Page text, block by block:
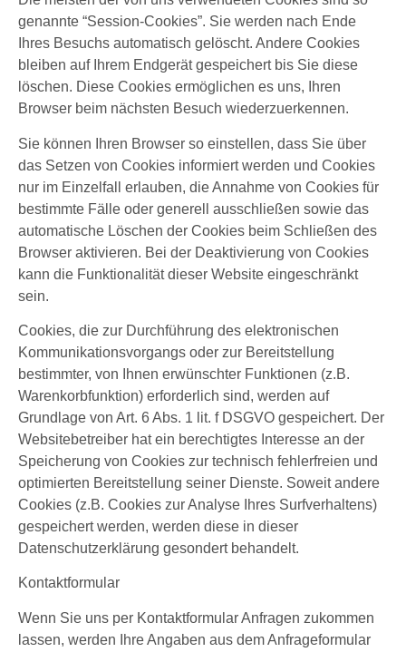
genannte “Session-Cookies”. Sie werden nach Ende
Ihres Besuchs automatisch gelöscht. Andere Cookies
bleiben auf Ihrem Endgerät gespeichert bis Sie diese
löschen. Diese Cookies ermöglichen es uns, Ihren
Browser beim nächsten Besuch wiederzuerkennen.
Sie können Ihren Browser so einstellen, dass Sie über
das Setzen von Cookies informiert werden und Cookies
nur im Einzelfall erlauben, die Annahme von Cookies für
bestimmte Fälle oder generell ausschließen sowie das
automatische Löschen der Cookies beim Schließen des
Browser aktivieren. Bei der Deaktivierung von Cookies
kann die Funktionalität dieser Website eingeschränkt
sein.
Cookies, die zur Durchführung des elektronischen
Kommunikationsvorgangs oder zur Bereitstellung
bestimmter, von Ihnen erwünschter Funktionen (z.B.
Warenkorbfunktion) erforderlich sind, werden auf
Grundlage von Art. 6 Abs. 1 lit. f DSGVO gespeichert. Der
Websitebetreiber hat ein berechtigtes Interesse an der
Speicherung von Cookies zur technisch fehlerfreien und
optimierten Bereitstellung seiner Dienste. Soweit andere
Cookies (z.B. Cookies zur Analyse Ihres Surfverhaltens)
gespeichert werden, werden diese in dieser
Datenschutzerklärung gesondert behandelt.
Kontaktformular
Wenn Sie uns per Kontaktformular Anfragen zukommen
lassen, werden Ihre Angaben aus dem Anfrageformular